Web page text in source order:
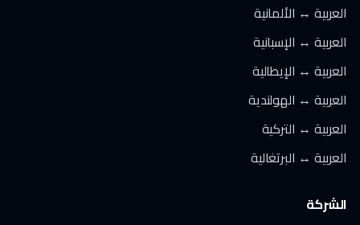
العربية ↔ الألمانية
العربية ↔ الإسبانية
العربية ↔ الإيطالية
العربية ↔ الهولندية
العربية ↔ التركية
العربية ↔ البرتغالية
الشركة